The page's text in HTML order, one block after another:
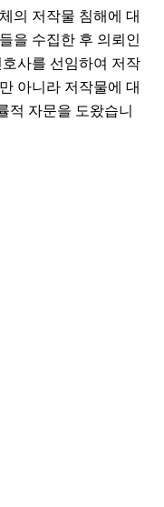
의 저작물 침해에 대
을 수집한 후 의뢰인
사를 선임하여 저작
아니라 저작물에 대
적 자문을 도왔습니